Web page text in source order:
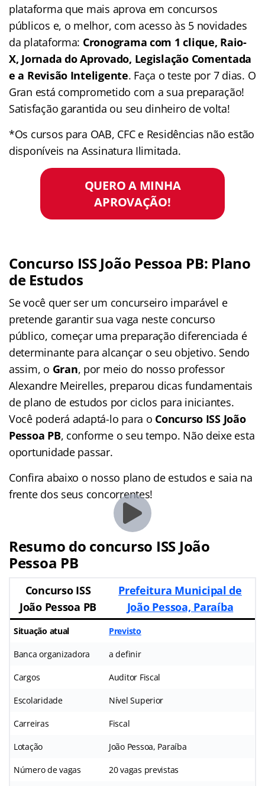
plataforma que mais aprova em concursos
públicos e, o melhor, com acesso às 5 novidades
da plataforma: Cronograma com 1 clique, Raio-
X, Jornada do Aprovado, Legislação Comentada
e a Revisão Inteligente. Faça o teste por 7 dias. O
Gran está comprometido com a sua preparação!
Satisfação garantida ou seu dinheiro de volta!
*Os cursos para OAB, CFC e Residências não estão
disponíveis na Assinatura Ilimitada.
QUERO A MINHA
APROVAÇÃO!
Concurso ISS João Pessoa PB: Plano
de Estudos
Se você quer ser um concurseiro imparável e
pretende garantir sua vaga neste concurso
público, começar uma preparação diferenciada é
determinante para alcançar o seu objetivo. Sendo
assim, o Gran, por meio do nosso professor
Alexandre Meirelles, preparou dicas fundamentais
de plano de estudos por ciclos para iniciantes.
Você poderá adaptá-lo para o Concurso ISS João
Pessoa PB, conforme o seu tempo. Não deixe esta
oportunidade passar.
Confira abaixo o nosso plano de estudos e saia na
frente dos seus concorrentes!
Resumo do concurso ISS João
Pessoa PB
Concurso ISS
João Pessoa PB
Prefeitura Municipal de
João Pessoa, Paraíba
Situação atual Previsto
Banca organizadora a definir
Cargos Auditor Fiscal
Escolaridade Nível Superior
Carreiras Fiscal
Lotação João Pessoa, Paraíba
Número de vagas 20 vagas previstas